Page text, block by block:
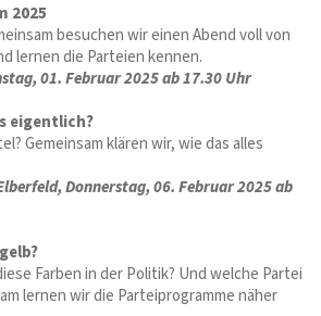
2025
besuchen wir einen Abend voll von
lernen die Parteien kennen.
01. Februar 2025 ab 17.30 Uhr
eigentlich?
Gemeinsam klären wir, wie das alles
Donnerstag, 06. Februar 2025 ab
Farben in der Politik? Und welche Partei
lernen wir die Parteiprogramme näher